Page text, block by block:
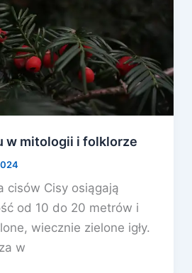
w mitologii i folklorze
cisów Cisy osiągają
od 10 do 20 metrów i
wiecznie zielone igły.
w